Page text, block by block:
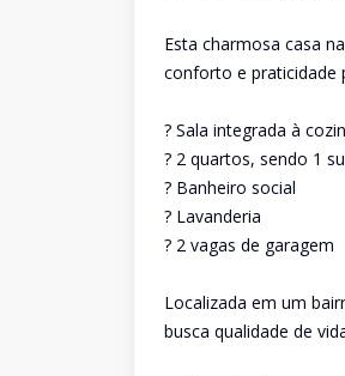
Esta charmosa casa
conforto e praticidade
? Sala integrada à
? 2 quartos, sendo 1
? Banheiro social
? Lavanderia
? 2 vagas de garagem
Localizada em um
busca qualidade de